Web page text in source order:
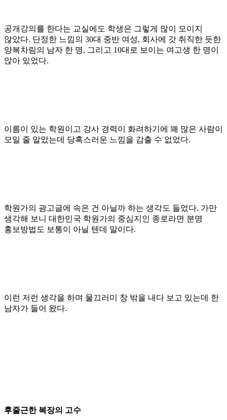
공개강의를 한다는 교실에도 학생은 그렇게 많이 모이지
않았다. 단정한 느낌의 30대 중반 여성, 회사에 갓 취직한 듯한
양복차림의 남자 한 명, 그리고 10대로 보이는 여고생 한 명이
앉아 있었다.
이름이 있는 학원이고 강사 경력이 화려하기에 꽤 많은 사람이
모일 줄 알았는데 당혹스러운 느낌을 감출 수 없었다.
학원가의 광고글에 속은 건 아닐까 하는 생각도 들었다. 가만
생각해 보니 대한민국 학원가의 중심지인 종로라면 분명
홍보방법도 보통이 아닐 텐데 말이다.
이런 저런 생각을 하며 물끄러미 창 밖을 내다 보고 있는데 한
남자가 들어 왔다.
후줄근한 복장의 고수